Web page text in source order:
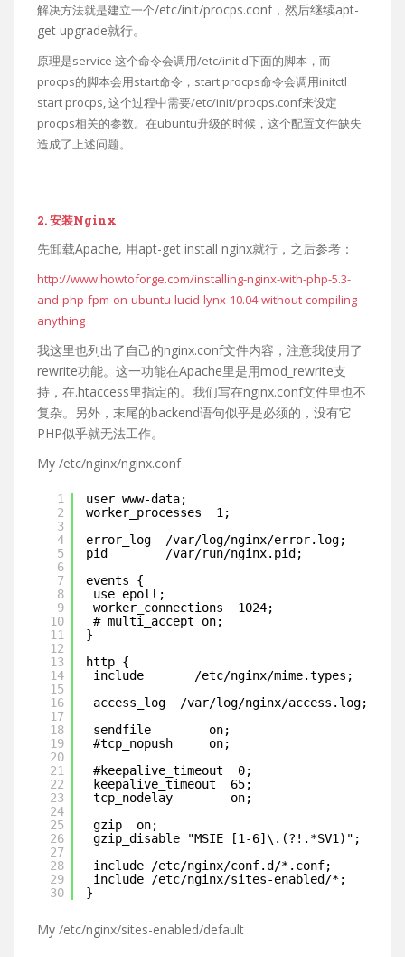
解决方法就是建立一个/etc/init/procps.conf，然后继续apt-
get upgrade就行。
原理是service 这个命令会调用/etc/init.d下面的脚本，而
procps的脚本会用start命令，start procps命令会调用initctl
start procps, 这个过程中需要/etc/init/procps.conf来设定
procps相关的参数。在ubuntu升级的时候，这个配置文件缺失
造成了上述问题。
2. 安装Nginx
先卸载Apache, 用apt-get install nginx就行，之后参考：
http://www.howtoforge.com/installing-nginx-with-php-5.3-
and-php-fpm-on-ubuntu-lucid-lynx-10.04-without-compiling-
anything
我这里也列出了自己的nginx.conf文件内容，注意我使用了
rewrite功能。这一功能在Apache里是用mod_rewrite支
持，在.htaccess里指定的。我们写在nginx.conf文件里也不
复杂。另外，末尾的backend语句似乎是必须的，没有它
PHP似乎就无法工作。
My /etc/nginx/nginx.conf
1
2
3
4
5
6
7
8
9
10
11
12
13
14
15
16
17
18
19
20
21
22
23
24
25
26
27
28
29
30
user www-data;
worker_processes  1;
error_log  /var/log/nginx/error.log;
pid        /var/run/nginx.pid;
events {
use epoll;
worker_connections  1024;
# multi_accept on;
}
http {
include       /etc/nginx/mime.types;
access_log  /var/log/nginx/access.log;
sendfile        on;
#tcp_nopush     on;
#keepalive_timeout  0;
keepalive_timeout  65;
tcp_nodelay        on;
gzip  on;
gzip_disable "MSIE [1-6]\.(?!.*SV1)";
include /etc/nginx/conf.d/*.conf;
include /etc/nginx/sites-enabled/*;
}
My /etc/nginx/sites-enabled/default